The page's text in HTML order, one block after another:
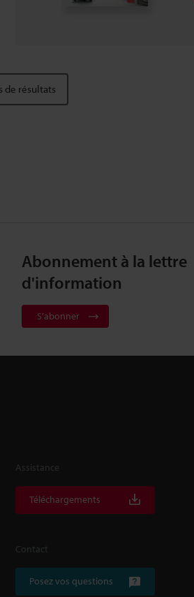
de résultats
Abonnement à la lettre
d'information
S'abonner
Assistance
Téléchargements
Contact
Posez vos questions